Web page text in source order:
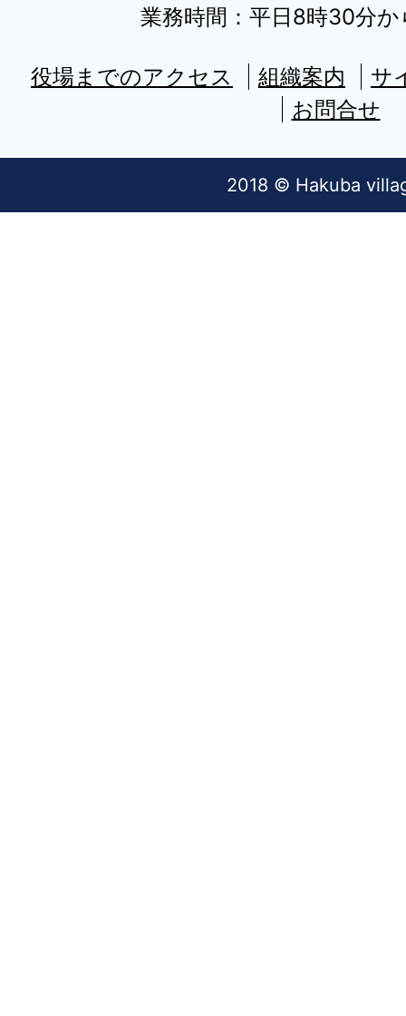
業務時間：平日8時30分か
役場までのアクセス 組織案内
サ
お問合せ
2018 © Hakuba